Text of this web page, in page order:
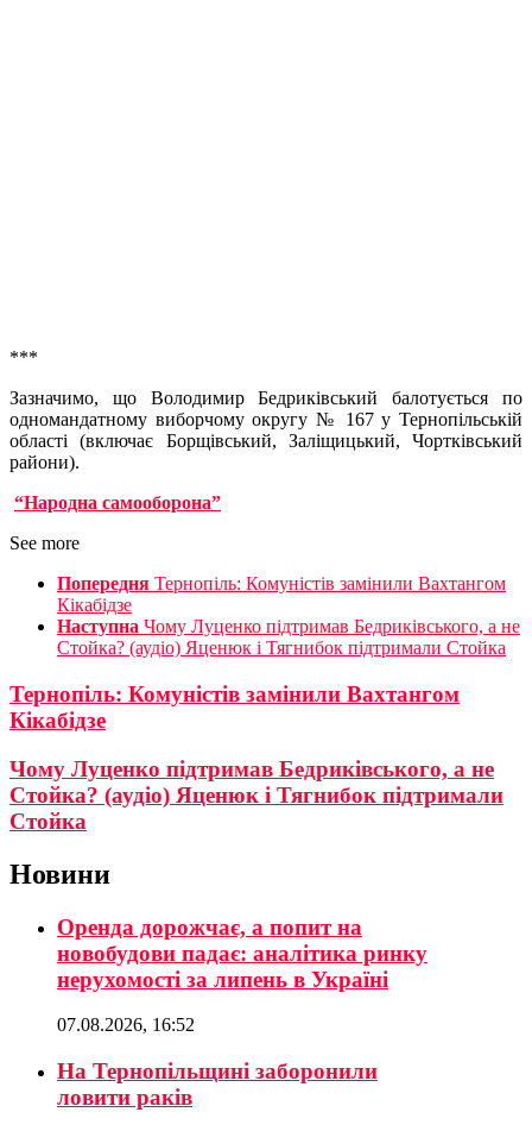
***
Зазначимо, що Володимир Бедриківський балотується по
одномандатному виборчому округу № 167 у Тернопільській
області (включає Борщівський, Заліщицький, Чортківський
райони).
“Народна самооборона”
See more
Попередня Тернопіль: Комуністів замінили Вахтангом
Кікабідзе
Наступна Чому Луценко підтримав Бедриківського, а не
Стойка? (аудіо) Яценюк і Тягнибок підтримали Стойка
Тернопіль: Комуністів замінили Вахтангом
Кікабідзе
Чому Луценко підтримав Бедриківського, а не
Стойка? (аудіо) Яценюк і Тягнибок підтримали
Стойка
Новини
Оренда дорожчає, а попит на
новобудови падає: аналітика ринку
нерухомості за липень в Україні
07.08.2026, 16:52
На Тернопільщині заборонили
ловити раків